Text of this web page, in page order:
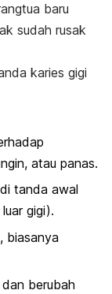
baru
sudah rusak
karies gigi
atau panas.
tanda awal
gigi).
biasanya
berubah